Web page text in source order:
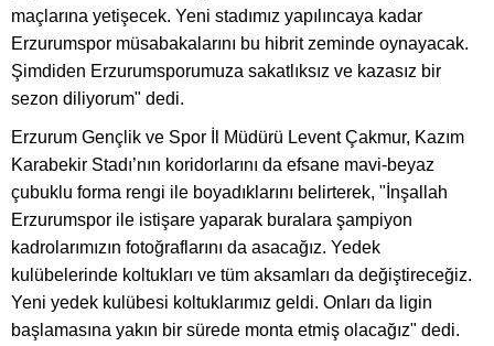
maçlarına yetişecek. Yeni stadımız yapılıncaya kadar
Erzurumspor müsabakalarını bu hibrit zeminde oynayacak.
Şimdiden Erzurumsporumuza sakatlıksız ve kazasız bir
sezon diliyorum" dedi.
Erzurum Gençlik ve Spor İl Müdürü Levent Çakmur, Kazım
Karabekir Stadı’nın koridorlarını da efsane mavi-beyaz
çubuklu forma rengi ile boyadıklarını belirterek, "İnşallah
Erzurumspor ile istişare yaparak buralara şampiyon
kadrolarımızın fotoğraflarını da asacağız. Yedek
kulübelerinde koltukları ve tüm aksamları da değiştireceğiz.
Yeni yedek kulübesi koltuklarımız geldi. Onları da ligin
başlamasına yakın bir sürede monta etmiş olacağız" dedi.